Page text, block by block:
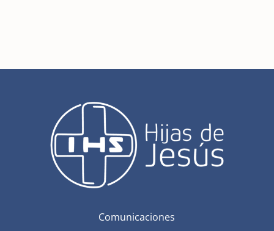
Comunicaciones